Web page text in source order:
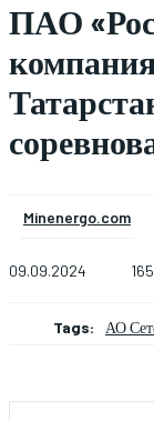
ПАО
Minenergo.com
09.09.2024 165
Tags: АО